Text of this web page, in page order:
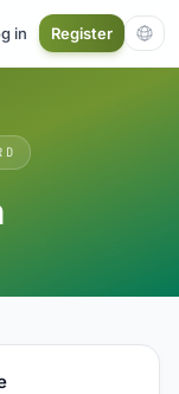
in Register